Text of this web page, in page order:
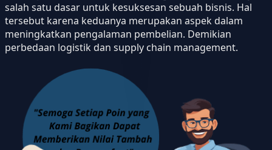
salah satu dasar untuk kesuksesan sebuah bisnis. Hal
tersebut karena keduanya merupakan aspek dalam
meningkatkan pengalaman pembelian. Demikian
perbedaan logistik dan supply chain management.